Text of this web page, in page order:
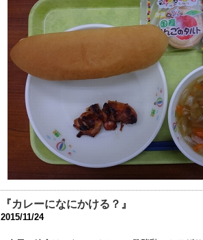
臨時休校延長のお知らせ
2020年4月28日 15:35
臨時休校期間中の登校日等の取り止めに
2020年4月17日 16:00
送迎時における附属学校の構内道路の通
2020年4月 8日 10:53
新型コロナウィルス感染症に関する休校
2020年3月10日 16:39
2020年2月26日 17:41
保健関係書類の更新について
『カレーになにかける？』
2015/11/24